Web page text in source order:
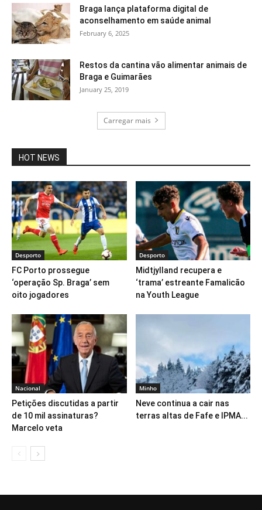
Braga lança plataforma digital de
aconselhamento em saúde animal
February 6, 2025
Restos da cantina vão alimentar animais de
Braga e Guimarães
January 25, 2019
Carregar mais
HOT NEWS
Desporto
FC Porto prossegue
‘operação Sp. Braga’ sem
oito jogadores
Desporto
Midtjylland recupera e
‘trama’ estreante Famalicão
na Youth League
Nacional
Petições discutidas a partir
de 10 mil assinaturas?
Marcelo veta
Minho
Neve continua a cair nas
terras altas de Fafe e IPMA...